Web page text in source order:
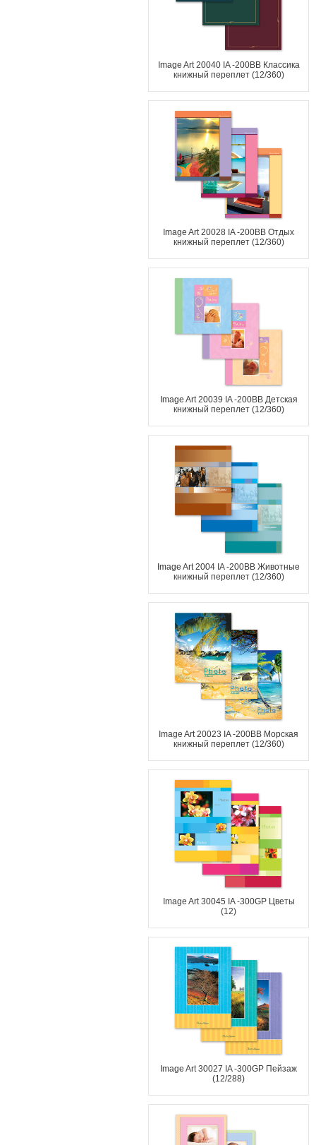
Image Art 20040 IA -200BB Классика
книжный переплет (12/360)
Image Art 20028 IA -200BB Отдых
книжный переплет (12/360)
Image Art 20039 IA -200BB Детская
книжный переплет (12/360)
Image Art 2004 IA -200BB Животные
книжный переплет (12/360)
Image Art 20023 IA -200BB Морская
книжный переплет (12/360)
Image Art 30045 IA -300GP Цветы
(12)
Image Art 30027 IA -300GP Пейзаж
(12/288)